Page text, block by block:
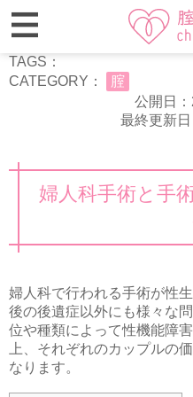
TAGS：
CATEGORY：
腟
公開日
最終更新
婦人科手術と手
婦人科で行われる手術が性
後の後遺症以外にも様々な
位や種類によって性機能障
上、それぞれのカップルの
なります。